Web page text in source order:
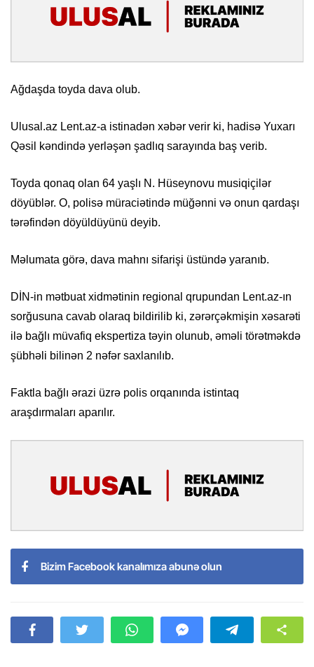
Ağdaşda toyda dava olub.
Ulusal.az Lent.az-a istinadən xəbər verir ki, hadisə Yuxarı
Qəsil kəndində yerləşən şadlıq sarayında baş verib.
Toyda qonaq olan 64 yaşlı N. Hüseynovu musiqiçilər
döyüblər. O, polisə müraciətində müğənni və onun qardaşı
tərəfindən döyüldüyünü deyib.
Məlumata görə, dava mahnı sifarişi üstündə yaranıb.
DİN-in mətbuat xidmətinin regional qrupundan Lent.az-ın
sorğusuna cavab olaraq bildirilib ki, zərərçəkmişin xəsarəti
ilə bağlı müvafiq ekspertiza təyin olunub, əməli törətməkdə
şübhəli bilinən 2 nəfər saxlanılıb.
Faktla bağlı ərazi üzrə polis orqanında istintaq
araşdırmaları aparılır.
Bizim Facebook kanalımıza abunə olun